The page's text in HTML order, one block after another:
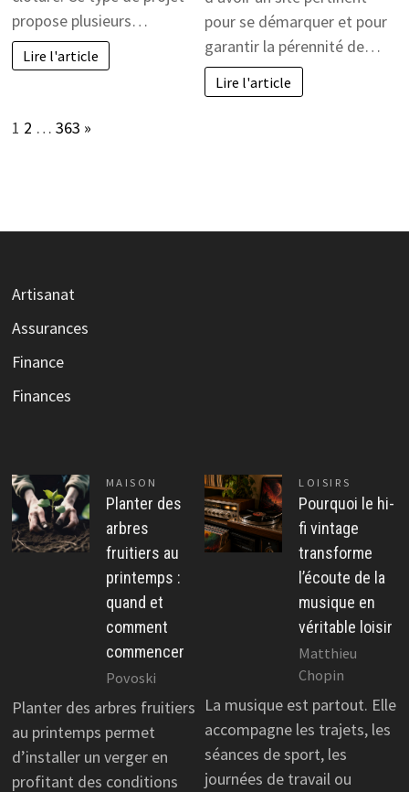
propose plusieurs…
Lire l'article
pour se démarquer et pour
garantir la pérennité de…
Lire l'article
Page:
1 2 … 363 Next
»
Artisanat
Assurances
Finance
Finances
MAISON
Planter des
arbres
fruitiers au
printemps :
quand et
comment
commencer
Povoski
Planter des arbres fruitiers
au printemps permet
d’installer un verger en
profitant des conditions
LOISIRS
Pourquoi le hi-
fi vintage
transforme
l’écoute de la
musique en
véritable loisir
Matthieu
Chopin
La musique est partout. Elle
accompagne les trajets, les
séances de sport, les
journées de travail ou